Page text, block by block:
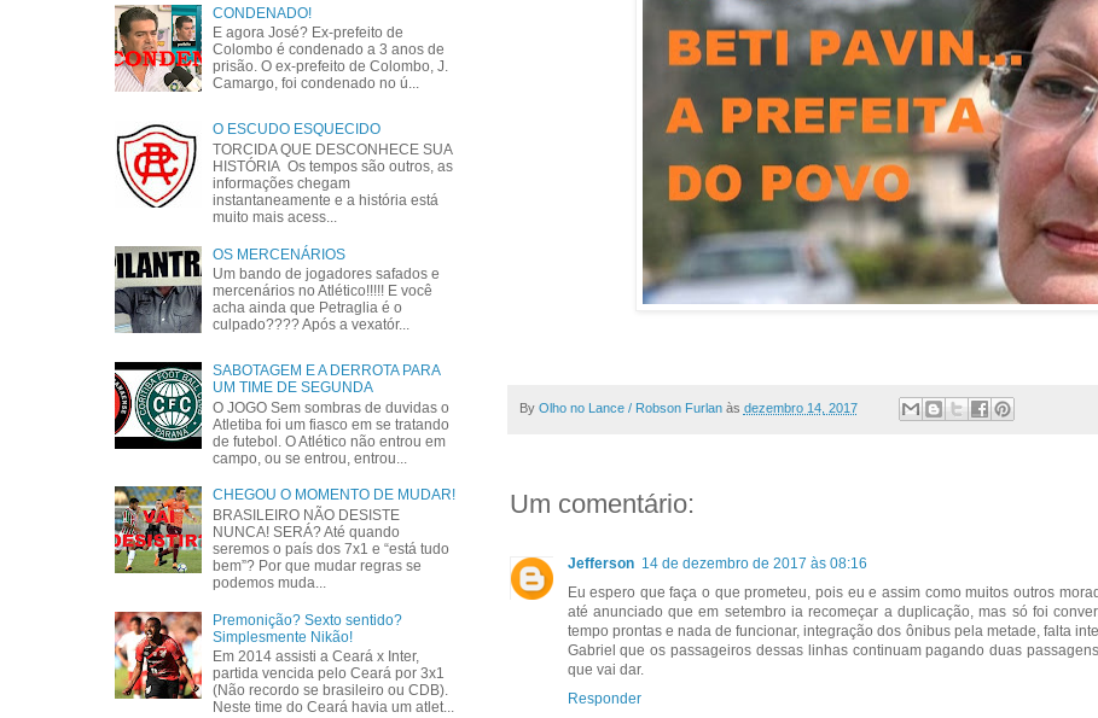
By Olho no Lance / Robson Furlan às dezembro 14, 2017
Um comentário:
Jefferson 14 de dezembro de 2017 às 08:16
Eu espero que faça o que prometeu, pois eu e assim como muitos outros
até anunciado que em setembro ia recomeçar a duplicação, mas só foi
tempo prontas e nada de funcionar, integração dos ônibus pela metade, falta
Gabriel que os passageiros dessas linhas continuam pagando duas
que vai dar.
Responder
CONDENADO!
E agora José? Ex-prefeito de
Colombo é condenado a 3 anos de
prisão. O ex-prefeito de Colombo, J.
Camargo, foi condenado no ú...
O ESCUDO ESQUECIDO
TORCIDA QUE DESCONHECE SUA
HISTÓRIA Os tempos são outros, as
informações chegam
instantaneamente e a história está
muito mais acess...
OS MERCENÁRIOS
Um bando de jogadores safados e
mercenários no Atlético!!!!! E você
acha ainda que Petraglia é o
culpado???? Após a vexatór...
SABOTAGEM E A DERROTA PARA
UM TIME DE SEGUNDA
O JOGO Sem sombras de duvidas o
Atletiba foi um fiasco em se tratando
de futebol. O Atlético não entrou em
campo, ou se entrou, entrou...
CHEGOU O MOMENTO DE MUDAR!
BRASILEIRO NÃO DESISTE
NUNCA! SERÁ? Até quando
seremos o país dos 7x1 e “está tudo
bem”? Por que mudar regras se
podemos muda...
Premonição? Sexto sentido?
Simplesmente Nikão!
Em 2014 assisti a Ceará x Inter,
partida vencida pelo Ceará por 3x1
(Não recordo se brasileiro ou CDB).
Neste time do Ceará havia um atlet...